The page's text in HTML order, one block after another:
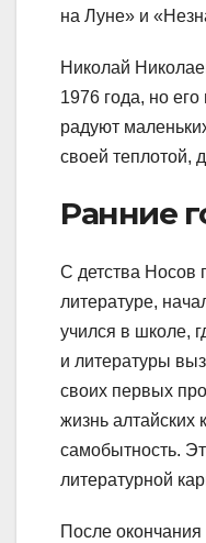
на Луне» и
Николай
1976 года, но
радуют
своей теплотой,
Ранние
С детства Носов
литературе,
учился в школе,
и литературы
своих первых
жизнь алтайских
самобытность.
литературной
После